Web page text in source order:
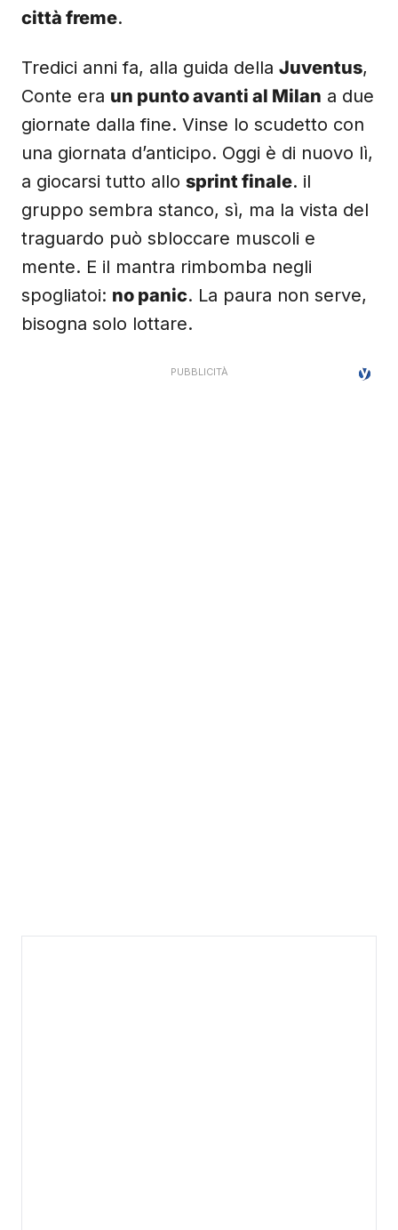
città freme.
Tredici anni fa, alla guida della Juventus,
Conte era un punto avanti al Milan a due
giornate dalla fine. Vinse lo scudetto con
una giornata d’anticipo. Oggi è di nuovo lì,
a giocarsi tutto allo sprint finale. il
gruppo sembra stanco, sì, ma la vista del
traguardo può sbloccare muscoli e
mente. E il mantra rimbomba negli
spogliatoi: no panic. La paura non serve,
bisogna solo lottare.